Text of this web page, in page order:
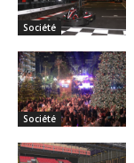
Société
Société